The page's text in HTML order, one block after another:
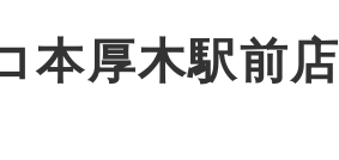
本厚木駅前店